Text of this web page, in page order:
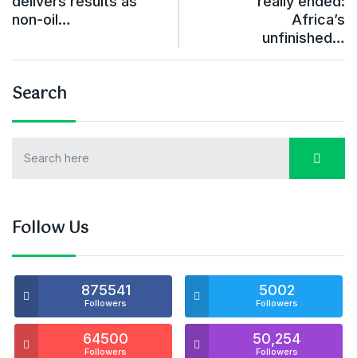
non-oil…
Africa’s
unfinished…
Search
Follow Us
875541
Followers
5002
Followers
64500
Followers
50,254
Followers